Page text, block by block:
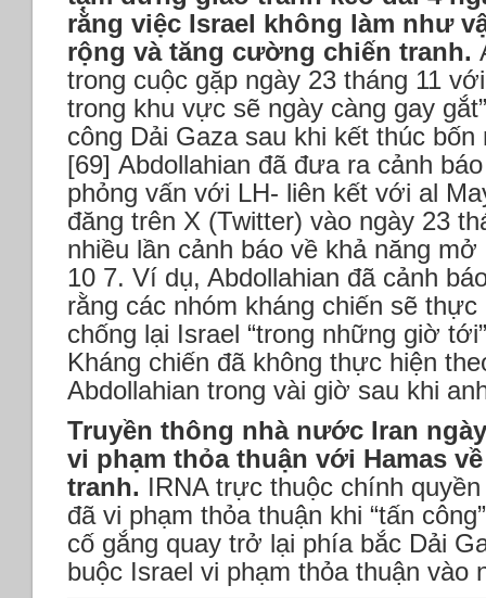
rằng việc Israel không làm như
rộng và tăng cường chiến tranh.
trong cuộc gặp ngày 23 tháng 11
trong khu vực sẽ ngày càng gay
công Dải Gaza sau khi kết thúc
[69] Abdollahian đã đưa ra cảnh
phỏng vấn với LH- liên kết với al
đăng trên X (Twitter) vào ngày 23
nhiều lần cảnh báo về khả năng
10 7. Ví dụ, Abdollahian đã cảnh
rằng các nhóm kháng chiến sẽ thực
chống lại Israel “trong những giờ
Kháng chiến đã không thực hiện
Abdollahian trong vài giờ sau khi
Truyền thông nhà nước Iran
vi phạm thỏa thuận với Hamas
tranh. IRNA trực thuộc chính
đã vi phạm thỏa thuận khi “tấn
cố gắng quay trở lại phía bắc Dải
buộc Israel vi phạm thỏa thuận vào